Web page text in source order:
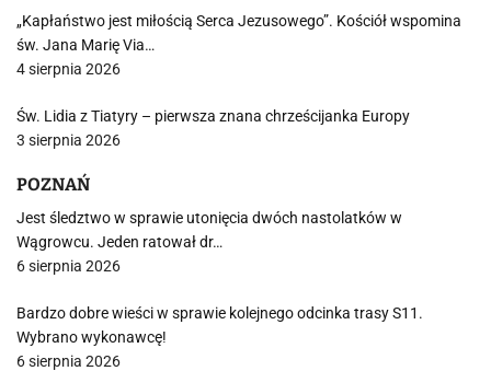
„Kapłaństwo jest miłością Serca Jezusowego”. Kościół wspomina
św. Jana Marię Via…
4 sierpnia 2026
Św. Lidia z Tiatyry – pierwsza znana chrześcijanka Europy
3 sierpnia 2026
POZNAŃ
Jest śledztwo w sprawie utonięcia dwóch nastolatków w
Wągrowcu. Jeden ratował dr…
6 sierpnia 2026
Bardzo dobre wieści w sprawie kolejnego odcinka trasy S11.
Wybrano wykonawcę!
6 sierpnia 2026